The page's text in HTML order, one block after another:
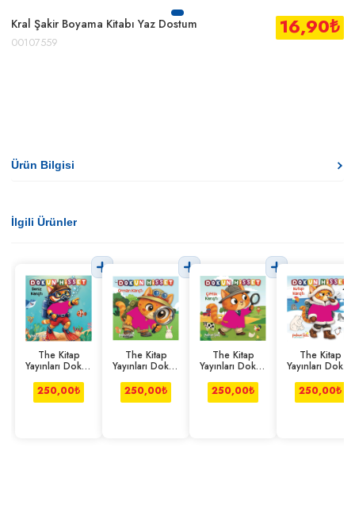
Kral Şakir Boyama Kitabı Yaz Dostum
00107559
16,90₺
Ürün Bilgisi
İlgili Ürünler
The Kitap
Yayınları Dokun
Karıştı
250,00₺
The Kitap
Yayınları Dokun
Karıştı
250,00₺
The Kitap
Yayınları Dokun
Karıştı
250,00₺
The Kitap
Yayınları Dokun
Karıştı
250,00₺